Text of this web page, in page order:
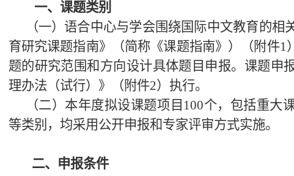
一、课题类别
（一）语合中心与学会围绕国际中文教育的相
育研究课题指南》（简称《课题指南》）（附件1
题的研究范围和方向设计具体题目申报。课题申
理办法（试行）》（附件2）执行。
（二）本年度拟设课题项目 100个，包括重大
等类别，均采用公开申报和专家评审方式实施。
二、申报条件